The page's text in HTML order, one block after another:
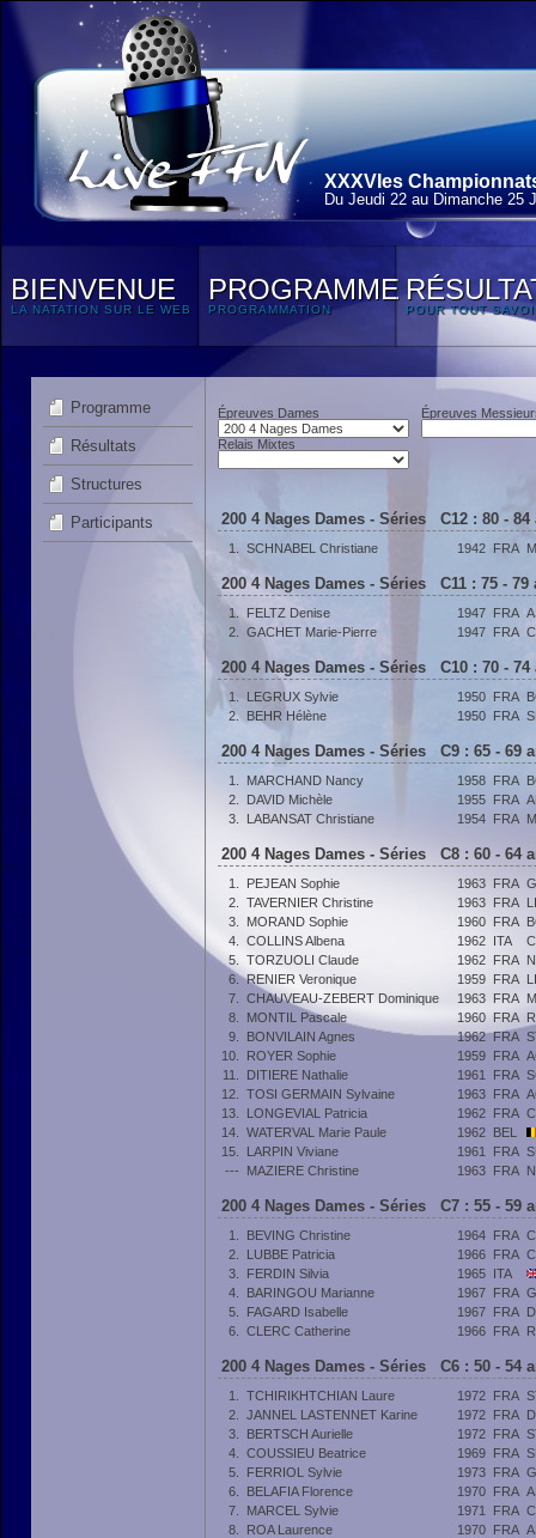
XXXVIes
Du Jeudi 22 au Dimanche 25
BIENVENUE
LA NATATION SUR LE WEB
PROGRAMME
PROGRAMMATION POUR TOUT
Programme
Résultats
Structures
Participants
Épreuves Dames Épreuves
Relais Mixtes
200 4 Nages Dames - Séries C12 : 80 -
1. SCHNABEL Christiane 1942 FRA
200 4 Nages Dames - Séries C11 : 75 -
1. FELTZ Denise 1947 FRA
2.
GACHET Marie-Pierre 1947 FRA
200 4 Nages Dames - Séries C10 : 70 -
1. LEGRUX Sylvie 1950 FRA
2.
BEHR Hélène 1950 FRA
200 4 Nages Dames - Séries C9 : 65 - 69
1. MARCHAND Nancy 1958 FRA
2.
DAVID Michèle 1955 FRA
3.
LABANSAT Christiane 1954 FRA
200 4 Nages Dames - Séries C8 : 60 - 64
1. PEJEAN Sophie 1963 FRA
2.
TAVERNIER Christine 1963 FRA
3.
MORAND Sophie 1960 FRA
4.
COLLINS Albena 1962 ITA
5.
TORZUOLI Claude 1962 FRA
6. RENIER Veronique 1959 FRA
7.
CHAUVEAU-ZEBERT Dominique 1963 FRA
8.
MONTIL Pascale 1960 FRA
9.
BONVILAIN Agnes 1962 FRA
10.
ROYER Sophie 1959 FRA
11.
DITIERE Nathalie 1961 FRA
12.
TOSI GERMAIN Sylvaine 1963 FRA
13.
LONGEVIAL Patricia 1962 FRA
14.
WATERVAL Marie Paule 1962 BEL
15.
LARPIN Viviane 1961 FRA
---
MAZIERE Christine 1963 FRA
200 4 Nages Dames - Séries C7 : 55 - 59
1. BEVING Christine 1964 FRA
2.
LUBBE Patricia 1966 FRA
3.
FERDIN Silvia 1965 ITA
4.
BARINGOU Marianne 1967 FRA
5.
FAGARD Isabelle 1967 FRA
6.
CLERC Catherine 1966 FRA
200 4 Nages Dames - Séries C6 : 50 - 54
1. TCHIRIKHTCHIAN Laure 1972 FRA
2.
JANNEL LASTENNET Karine 1972 FRA
3.
BERTSCH Aurielle 1972 FRA
4.
COUSSIEU Beatrice 1969 FRA
5.
FERRIOL Sylvie 1973 FRA
6.
BELAFIA Florence 1970 FRA
7.
MARCEL Sylvie 1971 FRA
8.
ROA Laurence 1970 FRA